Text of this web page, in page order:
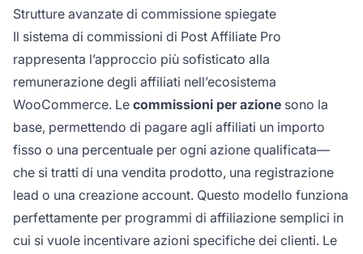
Strutture avanzate di commissione spiegate
Il sistema di commissioni di Post Affiliate Pro
rappresenta l’approccio più sofisticato alla
remunerazione degli affiliati nell’ecosistema
WooCommerce. Le commissioni per azione sono la
base, permettendo di pagare agli affiliati un importo
fisso o una percentuale per ogni azione qualificata—
che si tratti di una vendita prodotto, una registrazione
lead o una creazione account. Questo modello funziona
perfettamente per programmi di affiliazione semplici in
cui si vuole incentivare azioni specifiche dei clienti. Le